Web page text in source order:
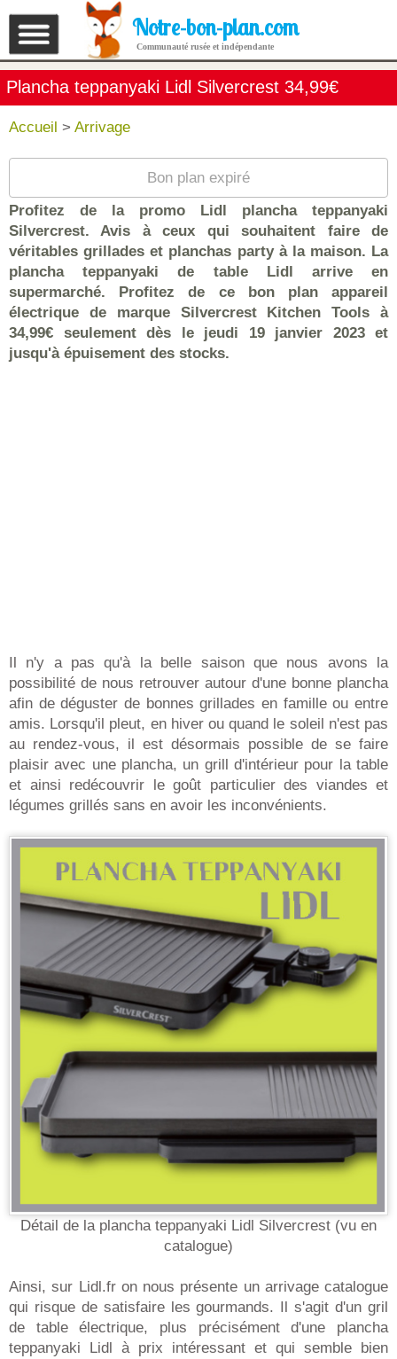
Notre-bon-plan.com
Communauté rusée et indépendante
Plancha teppanyaki Lidl Silvercrest 34,99€
Accueil > Arrivage
Bon plan expiré
Profitez de la promo Lidl plancha teppanyaki
Silvercrest. Avis à ceux qui souhaitent faire de
véritables grillades et planchas party à la maison. La
plancha teppanyaki de table Lidl arrive en
supermarché. Profitez de ce bon plan appareil
électrique de marque Silvercrest Kitchen Tools à
34,99€ seulement dès le jeudi 19 janvier 2023 et
jusqu'à épuisement des stocks.
Il n'y a pas qu'à la belle saison que nous avons la
possibilité de nous retrouver autour d'une bonne plancha
afin de déguster de bonnes grillades en famille ou entre
amis. Lorsqu'il pleut, en hiver ou quand le soleil n'est pas
au rendez-vous, il est désormais possible de se faire
plaisir avec une plancha, un grill d'intérieur pour la table
et ainsi redécouvrir le goût particulier des viandes et
légumes grillés sans en avoir les inconvénients.
Détail de la plancha teppanyaki Lidl Silvercrest (vu en
catalogue)
Ainsi, sur Lidl.fr on nous présente un arrivage catalogue
qui risque de satisfaire les gourmands. Il s'agit d'un gril
de table électrique, plus précisément d'une plancha
teppanyaki Lidl à prix intéressant et qui semble bien